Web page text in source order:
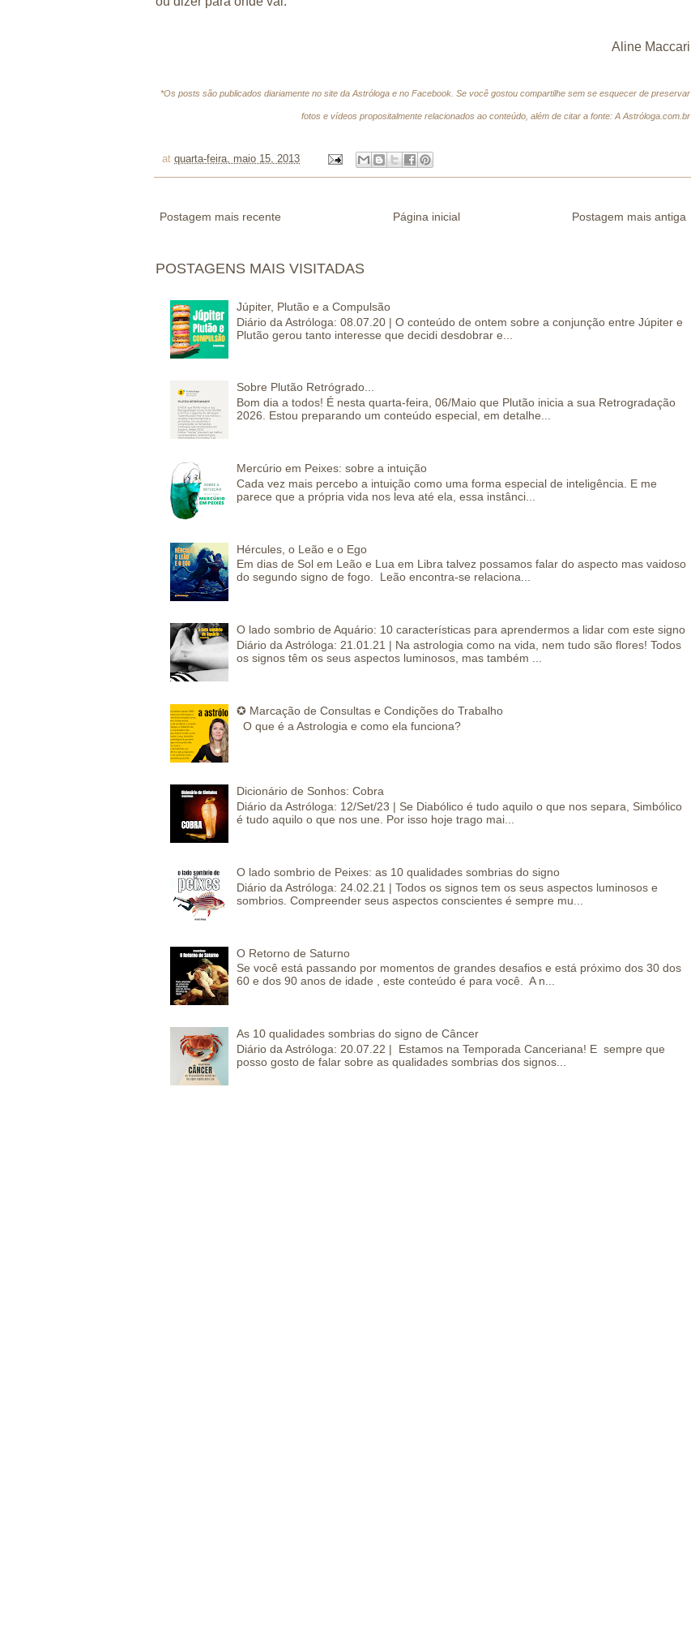
Aline Maccari
*Os posts são publicados diariamente no site da Astróloga e no Facebook. Se você gostou compartilhe sem se esquecer de preservar
fotos e vídeos propositalmente relacionados ao conteúdo, além de citar a fonte: A Astróloga.com.br
at quarta-feira, maio 15, 2013
Postagem mais recente Postagem mais antiga
Página inicial
POSTAGENS MAIS VISITADAS
Júpiter, Plutão e a Compulsão
Diário da Astróloga: 08.07.20 | O conteúdo de ontem sobre a conjunção entre Júpiter e
Plutão gerou tanto interesse que decidi desdobrar e...
Sobre Plutão Retrógrado...
Bom dia a todos! É nesta quarta-feira, 06/Maio que Plutão inicia a sua Retrogradação
2026. Estou preparando um conteúdo especial, em detalhe...
Mercúrio em Peixes: sobre a intuição
Cada vez mais percebo a intuição como uma forma especial de inteligência. E me
parece que a própria vida nos leva até ela, essa instânci...
Hércules, o Leão e o Ego
Em dias de Sol em Leão e Lua em Libra talvez possamos falar do aspecto mas vaidoso
do segundo signo de fogo. Leão encontra-se relaciona...
O lado sombrio de Aquário: 10 características para aprendermos a lidar com este signo
Diário da Astróloga: 21.01.21 | Na astrologia como na vida, nem tudo são flores! Todos
os signos têm os seus aspectos luminosos, mas também ...
✪ Marcação de Consultas e Condições do Trabalho
O que é a Astrologia e como ela funciona?
Dicionário de Sonhos: Cobra
Diário da Astróloga: 12/Set/23 | Se Diabólico é tudo aquilo o que nos separa, Simbólico
é tudo aquilo o que nos une. Por isso hoje trago mai...
O lado sombrio de Peixes: as 10 qualidades sombrias do signo
Diário da Astróloga: 24.02.21 | Todos os signos tem os seus aspectos luminosos e
sombrios. Compreender seus aspectos conscientes é sempre mu...
O Retorno de Saturno
Se você está passando por momentos de grandes desafios e está próximo dos 30 dos
60 e dos 90 anos de idade , este conteúdo é para você. A n...
As 10 qualidades sombrias do signo de Câncer
Diário da Astróloga: 20.07.22 | Estamos na Temporada Canceriana! E sempre que
posso gosto de falar sobre as qualidades sombrias dos signos...